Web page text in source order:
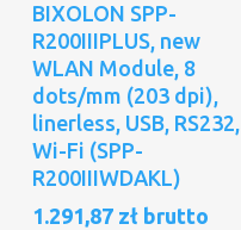
BIXOLON SPP-
R200IIIPLUS, new
WLAN Module, 8
dots/mm (203 dpi),
linerless, USB, RS232,
Wi-Fi (SPP-
R200IIIWDAKL)
1.291,87 zł brutto